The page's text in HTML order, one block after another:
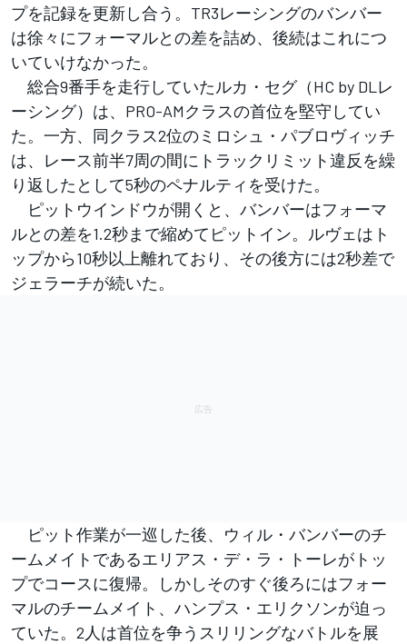
プを記録を更新し合う。TR3レーシングのバンバー
は徐々にフォーマルとの差を詰め、後続はこれにつ
いていけなかった。
総合9番手を走行していたルカ・セグ（HC by DLレ
ーシング）は、PRO-AMクラスの首位を堅守してい
た。一方、同クラス2位のミロシュ・パブロヴィッチ
は、レース前半7周の間にトラックリミット違反を繰
り返したとして5秒のペナルティを受けた。
ピットウインドウが開くと、バンバーはフォーマ
ルとの差を1.2秒まで縮めてピットイン。ルヴェはト
ップから10秒以上離れており、その後方には2秒差で
ジェラーチが続いた。
ピット作業が一巡した後、ウィル・バンバーのチ
ームメイトであるエリアス・デ・ラ・トーレがトッ
プでコースに復帰。しかしそのすぐ後ろにはフォー
マルのチームメイト、ハンプス・エリクソンが迫っ
ていた。2人は首位を争うスリリングなバトルを展